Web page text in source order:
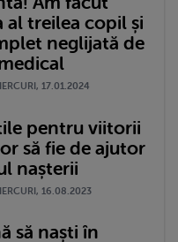
al treilea copil și
neglijată de
17.01.2024
pentru viitorii
să fie de ajutor
nașterii
16.08.2023
să naști în